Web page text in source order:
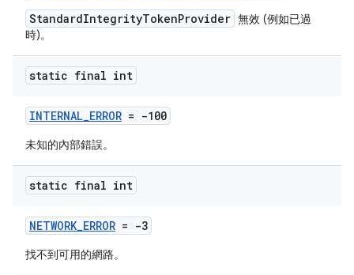
StandardIntegrityTokenProvider 無效 (例如已過
時)。
static final int
INTERNAL_ERROR = -100
未知的內部錯誤。
static final int
NETWORK_ERROR = -3
找不到可用的網路。